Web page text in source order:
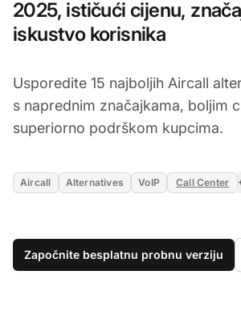
2025, ističući cijenu,
iskustvo korisnika
Usporedite 15 najboljih Aircall
s naprednim značajkama, boljim
superiorno podrškom kupcima.
Aircall Alternatives VoIP Call Center
Započnite besplatnu probnu verziju